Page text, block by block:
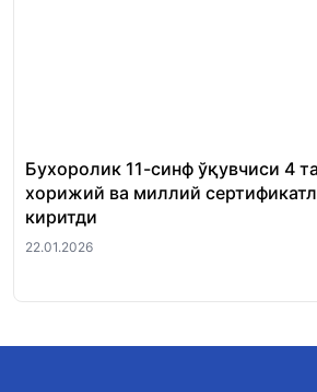
Бухоролик 11-синф ўқувчиси 4
хорижий ва миллий
киритди
22.01.2026